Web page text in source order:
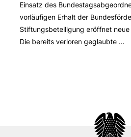
Einsatz des
vorläufigen Erhalt der
Stiftungsbeteiligung eröffnet
Die bereits verloren geglaubte ...